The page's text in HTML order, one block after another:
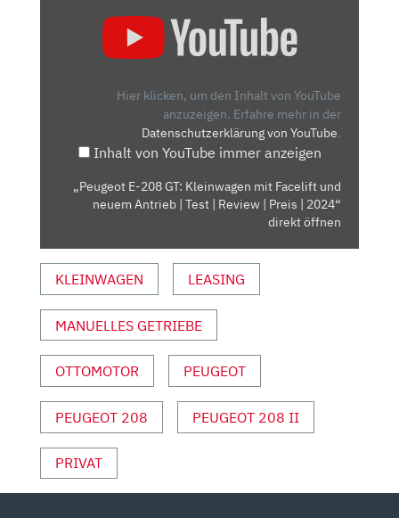
KLEINWAGEN
NEUEM
ANTRIEB
|
REVIEW
|
PREIS
2024“
VON
YOUTUBE
ANZEIGEN
Hier klicken, um den Inhalt von YouTube
anzuzeigen. Erfahre mehr in der
Datenschutzerklärung von YouTube.
Inhalt von YouTube immer anzeigen
„Peugeot E-208 GT: Kleinwagen mit Facelift und
neuem Antrieb | Test | Review | Preis | 2024“
direkt öffnen
KLEINWAGEN LEASING
MANUELLES GETRIEBE
OTTOMOTOR PEUGEOT
PEUGEOT 208 PEUGEOT 208 II
PRIVAT